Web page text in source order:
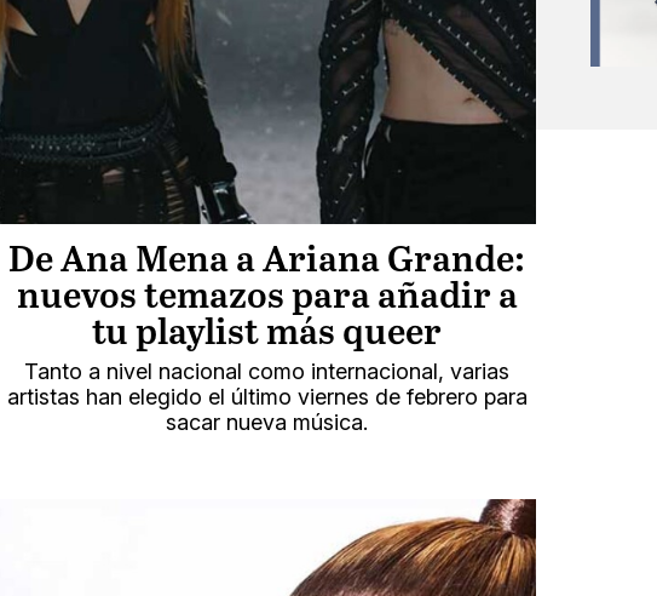
De Ana Mena a Ariana Grande:
nuevos temazos para añadir a
tu playlist más queer
Tanto a nivel nacional como internacional, varias
artistas han elegido el último viernes de febrero para
sacar nueva música.